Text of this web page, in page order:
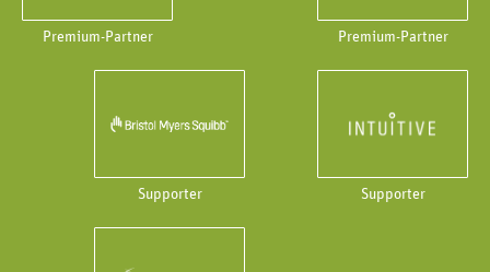
Premium-Partner Premium-Partner
Supporter Supporter